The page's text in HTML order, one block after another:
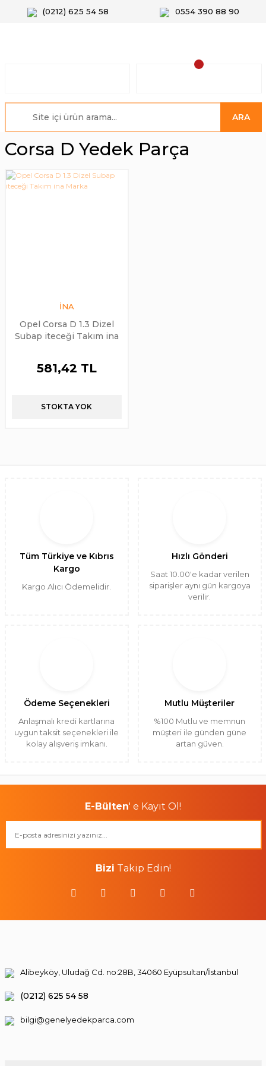
(0212) 625 54 58 0554 390 88 90
ARA
Corsa D Yedek Parça
İNA
Opel Corsa D 1.3 Dizel
Subap iteceği Takım ina
581,42 TL
STOKTA YOK
Tüm Türkiye ve Kıbrıs
Kargo
Kargo Alıcı Ödemelidir.
Hızlı Gönderi
Saat 10.00'e kadar verilen
siparişler aynı gün kargoya
verilir.
Ödeme Seçenekleri
Anlaşmalı kredi kartlarına
uygun taksit seçenekleri ile
kolay alışveriş imkanı.
Mutlu Müşteriler
%100 Mutlu ve memnun
müşteri ile günden güne
artan güven.
E-Bülten' e Kayıt Ol!
Bizi Takip Edin!
Alibeyköy, Uludağ Cd. no:28B, 34060 Eyüpsultan/İstanbul
(0212) 625 54 58
bilgi@genelyedekparca.com